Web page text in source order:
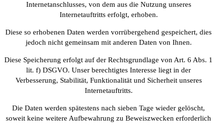
Internetanschlusses, von dem aus die Nutzung unseres
Internetauftritts erfolgt, erhoben.
Diese so erhobenen Daten werden vorrübergehend gespeichert, dies
jedoch nicht gemeinsam mit anderen Daten von Ihnen.
Diese Speicherung erfolgt auf der Rechtsgrundlage von Art. 6 Abs. 1
lit. f) DSGVO. Unser berechtigtes Interesse liegt in der
Verbesserung, Stabilität, Funktionalität und Sicherheit unseres
Internetauftritts.
Die Daten werden spätestens nach sieben Tage wieder gelöscht,
soweit keine weitere Aufbewahrung zu Beweiszwecken erforderlich